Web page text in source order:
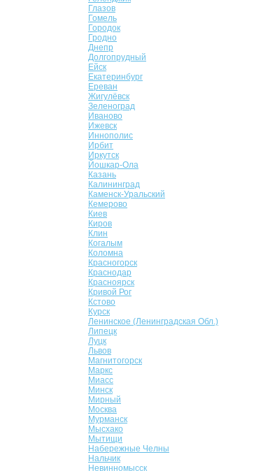
Глазов
Гомель
Городок
Гродно
Днепр
Долгопрудный
Ейск
Екатеринбург
Ереван
Жигулёвск
Зеленоград
Иваново
Ижевск
Иннополис
Ирбит
Иркутск
Йошкар-Ола
Казань
Калининград
Каменск-Уральский
Кемерово
Киев
Киров
Клин
Когалым
Коломна
Красногорск
Краснодар
Красноярск
Кривой Рог
Кстово
Курск
Ленинское (Ленинградская Обл.)
Липецк
Луцк
Львов
Магнитогорск
Маркс
Миасс
Минск
Мирный
Москва
Мурманск
Мысхако
Мытищи
Набережные Челны
Нальчик
Невинномысск